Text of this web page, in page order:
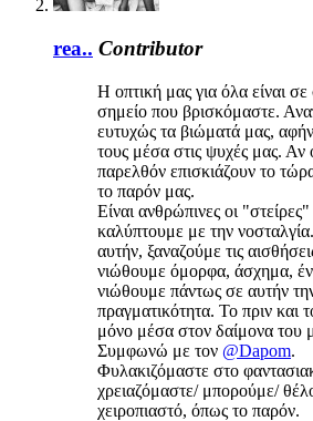
rea.. Contributor
Η οπτική μας για όλα είναι
σημείο που βρισκόμαστε.
ευτυχώς τα βιώματά μας,
τους μέσα στις ψυχές μας. Αν
παρελθόν επισκιάζουν το
το παρόν μας.
Είναι ανθρώπινες οι
καλύπτουμε με την
αυτήν, ξαναζούμε τις
νιώθουμε όμορφα, άσχημα,
νιώθουμε πάντως σε αυτήν
πραγματικότητα. Το πριν και
μόνο μέσα στον δαίμονα του
Συμφωνώ με τον @Dapom.
Φυλακιζόμαστε στο
χρειαζόμαστε/ μπορούμε/
χειροπιαστό, όπως το παρόν.